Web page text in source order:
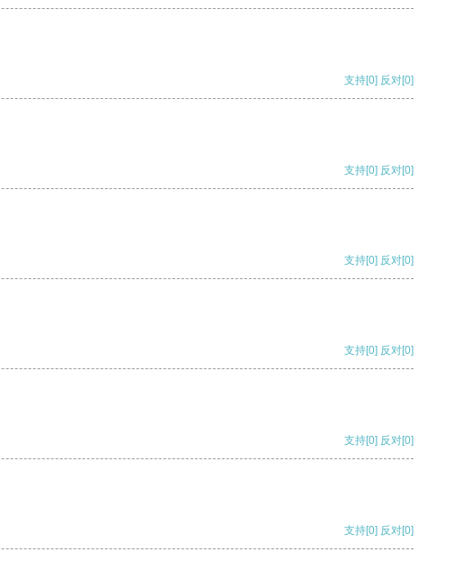
支持[0] 反对[0]
支持[0] 反对[0]
支持[0] 反对[0]
支持[0] 反对[0]
支持[0] 反对[0]
支持[0] 反对[0]